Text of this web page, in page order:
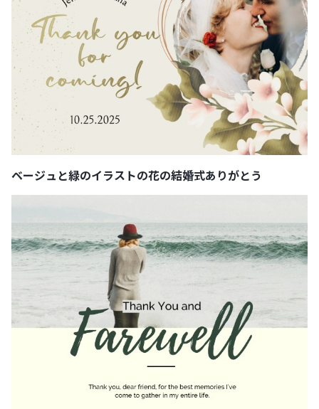
ベージュと緑のイラストの花の結婚式ありがとう